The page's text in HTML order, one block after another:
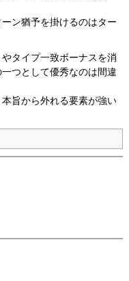
ン猶予を掛けるのはター
タイプ一致ボーナスを消
つとして優秀なのは間違
旨から外れる要素が強い